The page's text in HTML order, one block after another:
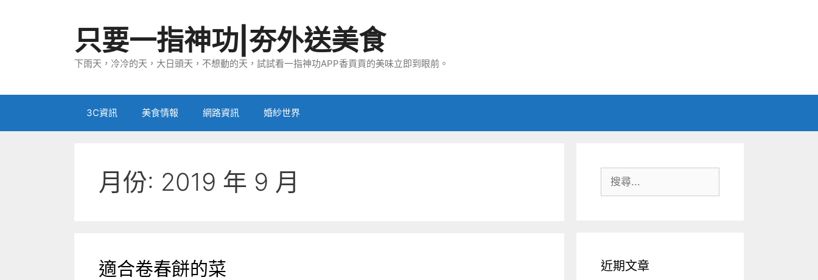
只要一指神功|夯外送美食
下雨天，冷冷的天，大日頭天，不想動的天，試試看一指神功APP香貢貢的美味立即到眼前。
3C資訊 美食情報 網路資訊 婚紗世界
月份: 2019 年 9 月
適合卷春餅的菜
尋:
近期文章